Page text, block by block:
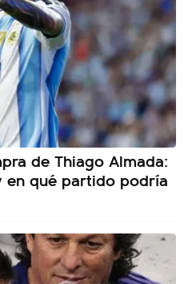
de Thiago Almada:
en qué partido podría